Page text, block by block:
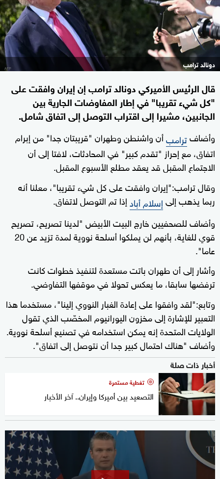
دونالد ترامب
قال الرئيس الأميركي دونالد ترامب إن إيران وافقت على
"كل شيء تقريبا" في إطار المفاوضات الجارية بين
الجانبين، مشيرا إلى اقتراب التوصل إلى اتفاق شامل.
وأضافترامبأن واشنطن وطهران "قريبتان جدا" من إبرام
اتفاق، مع إحراز "تقدم كبير" في المحادثات، لافتا إلى أن
الاجتماع المقبل قد يعقد مطلع الأسبوع المقبل.
وقال ترامب:"إيران وافقت على كل شيء تقريبا"، معلنا أنه
ربما يذهب إلىإسلام أبادإذا تم التوصل لاتفاق.
وأضاف للصحفيين ⁠خارج ‌البيت الأبيض "لدينا ⁠تصريح، تصريح
عاما".
وأشار إلى أن طهران باتت مستعدة لتنفيذ خطوات كانت
ترفضها سابقا، ما يعكس تحولا في موقفها التفاوضي.
وتابع:"لقد وافقوا على إعادة الغبار النووي إلينا"، مستخدما هذا
التعبير للإشارة إلى مخزون اليورانيوم المخصّب الذي تقول
الولايات المتحدة إنه يمكن استخدامه في تصنيع أسلحة نووية.
وأضاف "هناك احتمال كبير جدا أن نتوصل إلى اتفاق".
أخبار ذات صلة
تغطية مستمرة
التصعيد بين أميركا وإيران.. آخر الأخبار
0
seconds
of
28